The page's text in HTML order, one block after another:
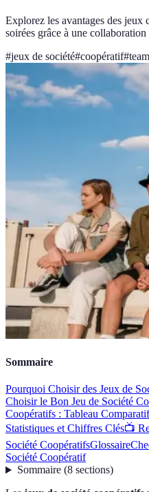
Explorez les avantages des jeux
soirées grâce à une
#jeux de société#coopératif#
Sommaire
Pourquoi Choisir des Jeux de
Choisir le Bon Jeu de Société
Coopératifs : Tableau Comparatif
Statistiques et Chiffres Clés📺
Société CoopératifsGlossaire
Société Coopératif
Sommaire(8 sections)